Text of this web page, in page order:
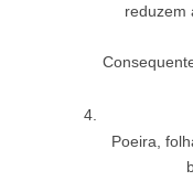
reduzem
Poeira,